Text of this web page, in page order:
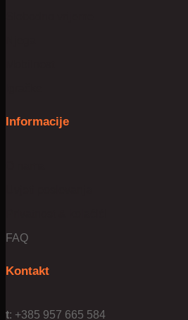
Informacije
FAQ
Kontakt
t: +385 957 665 584